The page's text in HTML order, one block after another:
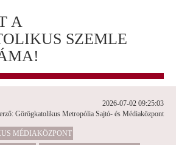
A
SZEMLE
2026-07-02 09:25:03
Görögkatolikus Metropólia Sajtó- és Médiaközpont
MÉDIAKÖZPONT